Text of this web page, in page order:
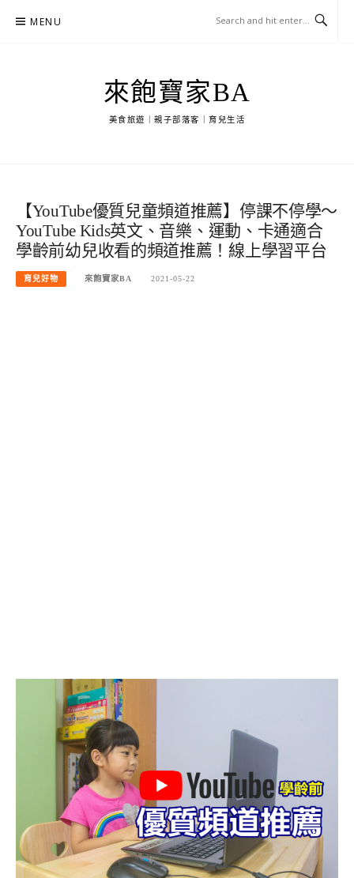
MENU
來飽寶家BA
美食旅遊｜親子部落客｜育兒生活
【YouTube優質兒童頻道推薦】停課不停學～
YouTube Kids英文、音樂、運動、卡通適合
學齡前幼兒收看的頻道推薦！線上學習平台
育兒好物 來飽寶家BA 2021-05-22